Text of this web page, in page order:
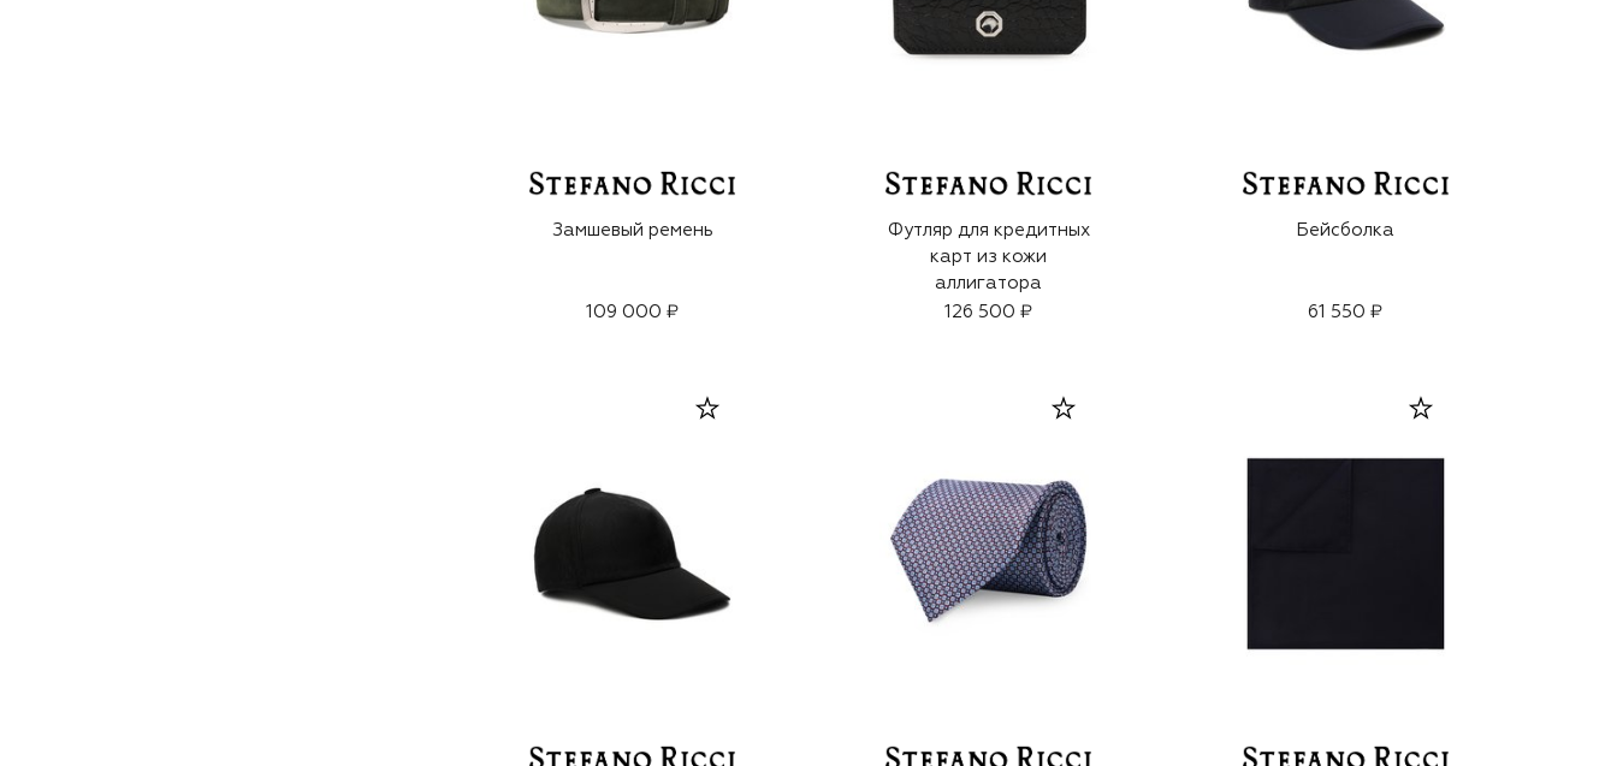
Замшевый ремень
109 000 ₽
Футляр для кредитных
карт из кожи
аллигатора
126 500 ₽
Бейсболка
61 550 ₽